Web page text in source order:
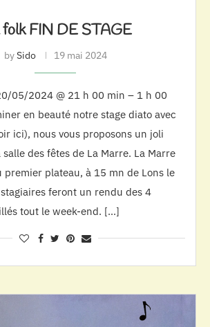
folk FIN DE STAGE
bySido 19 mai 2024
05/2024 @ 21 h 00 min – 1 h 00
en beauté notre stage diato avec
ici), nous vous proposons un joli
des fêtes de La Marre. La Marre
premier plateau, à 15 mn de Lons le
feront un rendu des 4
tout le week-end. […]